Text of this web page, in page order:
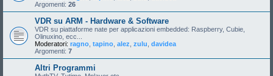
Argomenti: 26
VDR su ARM - Hardware & Software
VDR su piattaforme nate per applicazioni embedded: Raspberry, Cubie,
Olinuxino, ecc...
Moderatori: ragno tapino alez zulu davidea
Argomenti: 7
Altri Programmi